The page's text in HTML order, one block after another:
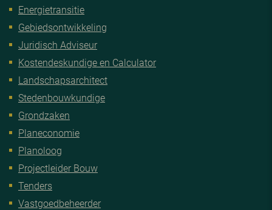
Energietransitie
Gebiedsontwikkeling
Juridisch Adviseur
Kostendeskundige en Calculator
Landschapsarchitect
Stedenbouwkundige
Grondzaken
Planeconomie
Planoloog
Projectleider Bouw
Tenders
Vastgoedbeheerder